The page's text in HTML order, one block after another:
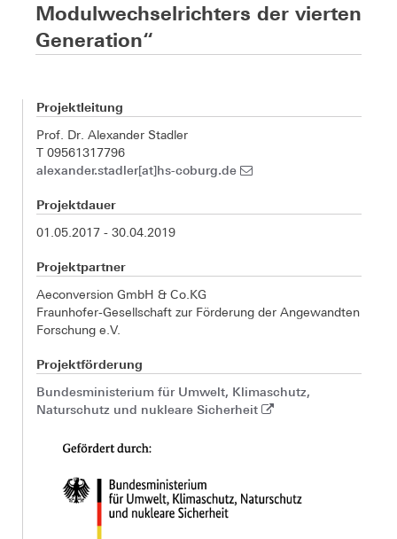
Modulwechselrichters der vierten
Generation“
Projektleitung
Prof. Dr. Alexander Stadler
T 09561317796
alexander.stadler[at]hs-coburg.de
Projektdauer
01.05.2017 - 30.04.2019
Projektpartner
Aeconversion GmbH & Co.KG
Fraunhofer-Gesellschaft zur Förderung der Angewandten
Forschung e.V.
Projektförderung
Bundesministerium für Umwelt, Klimaschutz,
Naturschutz und nukleare Sicherheit